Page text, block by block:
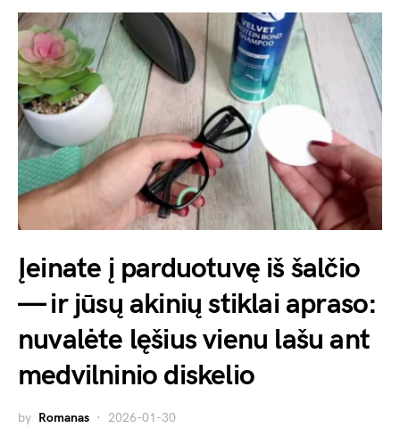
Įeinate į parduotuvę iš šalčio
— ir jūsų akinių stiklai apraso:
nuvalėte lęšius vienu lašu ant
medvilninio diskelio
by Romanas 2026-01-30